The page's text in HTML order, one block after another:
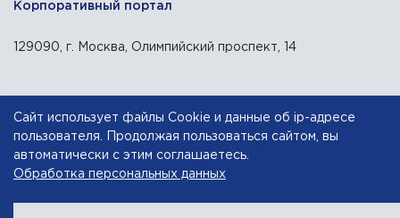
Корпоративный портал
129090, г. Москва, Олимпийский проспект, 14
АО «Русхимсеть» — дистрибьютор химического сырья
Разработка сайта — компания «Факт»
Сайт использует файлы Cookie и данные об ip-адресе
пользователя. Продолжая пользоваться сайтом, вы
автоматически с этим соглашаетесь.
Обработка персональных данных